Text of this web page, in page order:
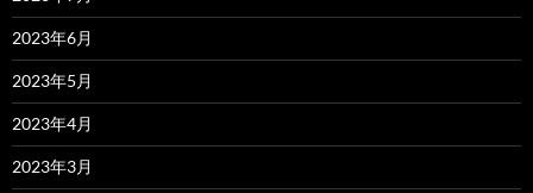
2023年6月
2023年5月
2023年4月
2023年3月